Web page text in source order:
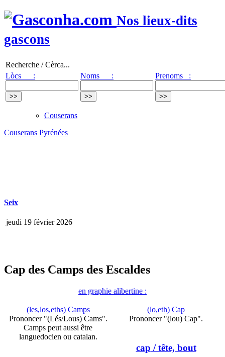
Nos lieux-dits
gascons
Recherche / Cèrca...
Lòcs :
Noms : Prenoms :
Couserans
Couserans Pyrénées
Seix
jeudi 19 février 2026
Cap des Camps des Escaldes
en graphie alibertine :
(les,los,eths) Camps
Prononcer "(Lés/Lous) Cams".
Camps peut aussi être
languedocien ou catalan.
(lo,eth) Cap
Prononcer "(lou) Cap".
cap / tête, bout